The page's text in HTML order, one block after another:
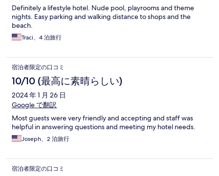
Definitely a lifestyle hotel. Nude pool, playrooms and theme
nights. Easy parking and walking distance to shops and the
beach.
Traci、4 泊旅行
宿泊者限定の口コミ
10/10 (最高に素晴らしい)
2024 年 1 月 26 日
Google で翻訳
Most guests were very friendly and accepting and staff was
helpful in answering questions and meeting my hotel needs.
Joseph、2 泊旅行
宿泊者限定の口コミ